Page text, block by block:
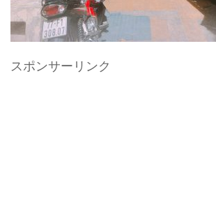
スポンサーリンク